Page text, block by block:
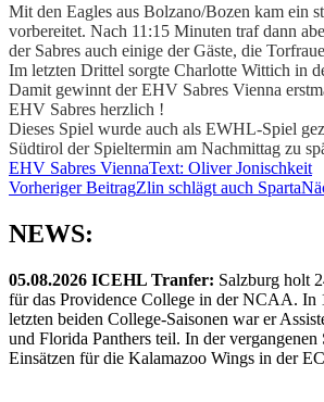
Mit den Eagles aus Bolzano/Bozen kam ein
vorbereitet. Nach 11:15 Minuten traf dann
der Sabres auch einige der Gäste, die
Im letzten Drittel sorgte Charlotte Wittich in
Damit gewinnt der EHV Sabres Vienna
EHV Sabres herzlich !
Dieses Spiel wurde auch als EWHL-Spiel
Südtirol der Spieltermin am Nachmittag zu
EHV Sabres ViennaText: Oliver Jonischkeit
Beitragsnavigation
Vorheriger BeitragZlin schlägt auch Sparta
NEWS:
05.08.2026 ICEHL Tranfer: Salzburg holt
für das Providence College in der NCAA. In
letzten beiden College-Saisonen war er
und Florida Panthers teil. In der
Einsätzen für die Kalamazoo Wings in der